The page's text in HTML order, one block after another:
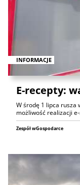
INFORMACJE
E-recepty:
W środę 1 lipca rusza
możliwość realizacji
Zespół wGospodarce